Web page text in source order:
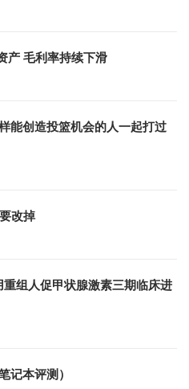
产 毛利率持续下滑
能创造投篮机会的人一起打过
改掉
组人促甲状腺激素三期临床进
记本评测）